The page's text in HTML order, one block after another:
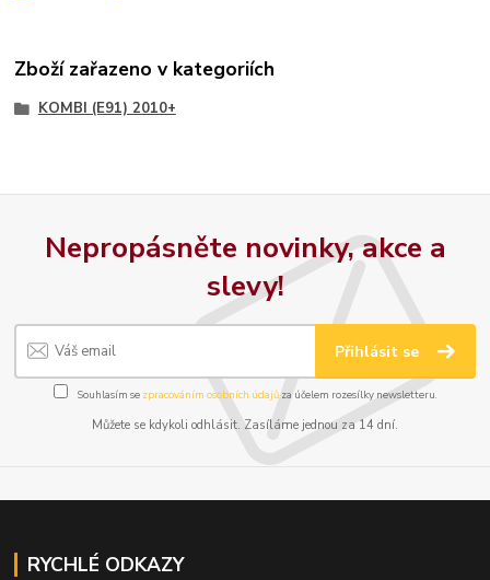
Zboží zařazeno v kategoriích
KOMBI (E91) 2010+
Nepropásněte novinky, akce a
slevy!
Přihlásit se
Souhlasím se zpracováním osobních údajůza účelem rozesílky newsletteru.
Můžete se kdykoli odhlásit. Zasíláme jednou za 14 dní.
RYCHLÉ ODKAZY